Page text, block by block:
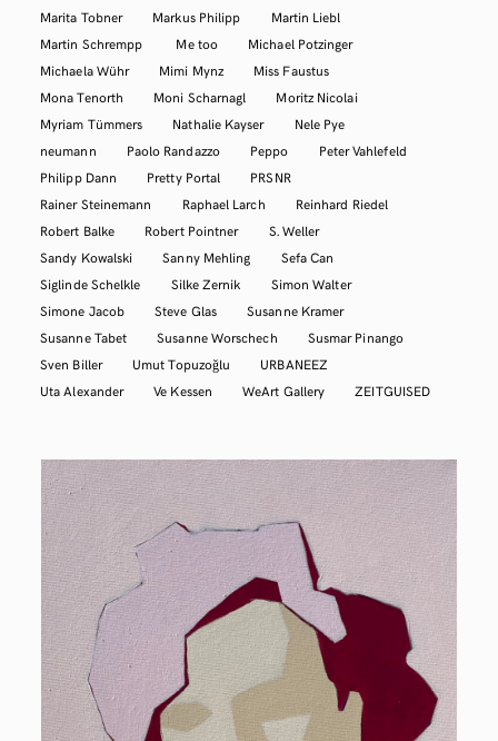
Marita Tobner
Markus Philipp
Martin Liebl
Martin Schrempp
Me too
Michael Potzinger
Michaela Wühr
Mimi Mynz
Miss Faustus
Mona Tenorth
Moni Scharnagl
Moritz Nicolai
Myriam Tümmers
Nathalie Kayser
Nele Pye
neumann
Paolo Randazzo Peppo
Peter Vahlefeld
Philipp Dann
Pretty Portal
PRSNR
Rainer Steinemann
Raphael Larch
Reinhard Riedel
Robert Balke
Robert Pointner
S. Weller
Sandy Kowalski
Sanny Mehling
Sefa Can
Siglinde Schelkle
Silke Zernik
Simon Walter
Simone Jacob
Steve Glas
Susanne Kramer
Susanne Tabet
Susanne Worschech
Susmar Pinango
Sven Biller
Umut Topuzoğlu
URBANEEZ
Uta Alexander
Ve Kessen WeArt Gallery ZEITGUISED